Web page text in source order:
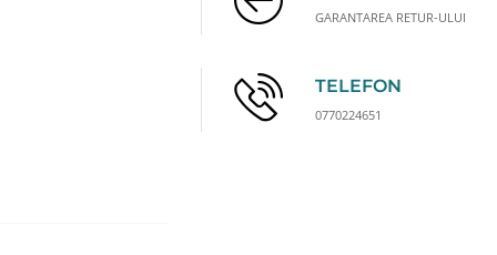
GARANTAREA RETUR-ULUI
TELEFON
0770224651